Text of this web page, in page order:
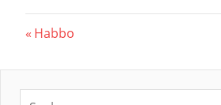
Beitragsnavigation
Vorheriger
Habbo